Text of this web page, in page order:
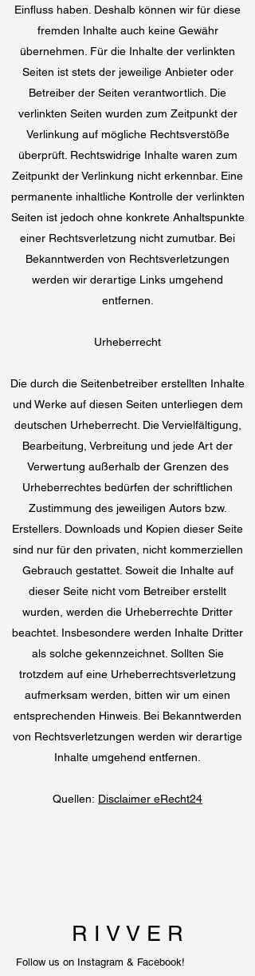
Einfluss haben. Deshalb können wir für diese
fremden Inhalte auch keine Gewähr
übernehmen. Für die Inhalte der verlinkten
Seiten ist stets der jeweilige Anbieter oder
Betreiber der Seiten verantwortlich. Die
verlinkten Seiten wurden zum Zeitpunkt der
Verlinkung auf mögliche Rechtsverstöße
überprüft. Rechtswidrige Inhalte waren zum
Zeitpunkt der Verlinkung nicht erkennbar. Eine
permanente inhaltliche Kontrolle der verlinkten
Seiten ist jedoch ohne konkrete Anhaltspunkte
einer Rechtsverletzung nicht zumutbar. Bei
Bekanntwerden von Rechtsverletzungen
werden wir derartige Links umgehend
entfernen.
Urheberrecht
Die durch die Seitenbetreiber erstellten Inhalte
und Werke auf diesen Seiten unterliegen dem
deutschen Urheberrecht. Die Vervielfältigung,
Bearbeitung, Verbreitung und jede Art der
Verwertung außerhalb der Grenzen des
Urheberrechtes bedürfen der schriftlichen
Zustimmung des jeweiligen Autors bzw.
Erstellers. Downloads und Kopien dieser Seite
sind nur für den privaten, nicht kommerziellen
Gebrauch gestattet. Soweit die Inhalte auf
dieser Seite nicht vom Betreiber erstellt
wurden, werden die Urheberrechte Dritter
beachtet. Insbesondere werden Inhalte Dritter
als solche gekennzeichnet. Sollten Sie
trotzdem auf eine Urheberrechtsverletzung
aufmerksam werden, bitten wir um einen
entsprechenden Hinweis. Bei Bekanntwerden
von Rechtsverletzungen werden wir derartige
Inhalte umgehend entfernen.
Quellen: Disclaimer eRecht24
R I V V E R
Follow us on Instagram & Facebook!